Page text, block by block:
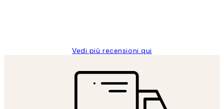
Vedi più recensioni qui